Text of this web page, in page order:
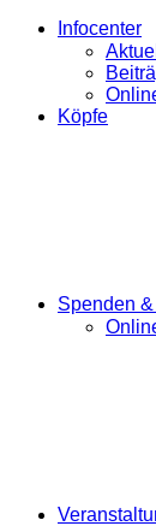
Infocenter
Köpfe
Spenden